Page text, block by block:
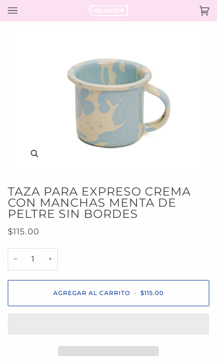
directamente
TAZA PARA EXPRESO CREMA
CON MANCHAS MENTA DE
PELTRE SIN BORDES
$115.00
− +
AGREGAR AL CARRITO • $115.00